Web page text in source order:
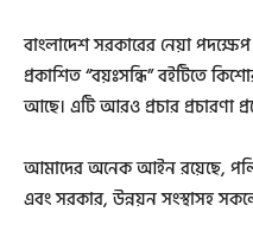
বাংলাদেশ সরকারের নেয়া
প্রকাশিত “বয়ঃসন্ধি” বইটিতে
আছে। এটি আরও প্রচার প্রচারণা
আমাদের অনেক আইন রয়েছে,
এবং সরকার, উন্নয়ন সংস্থাসহ